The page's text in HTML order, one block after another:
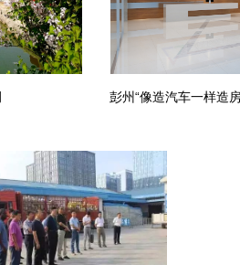
彭州“像造汽车一样造